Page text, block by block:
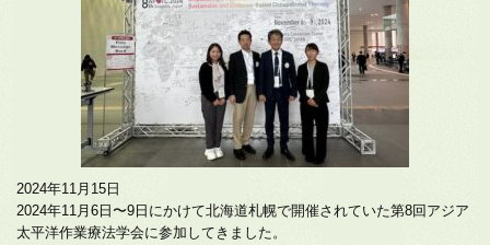
2024年11月15日
2024年11月6日〜9日にかけて北海道札幌で開催されていた第8回アジア
太平洋作業療法学会に参加してきました。